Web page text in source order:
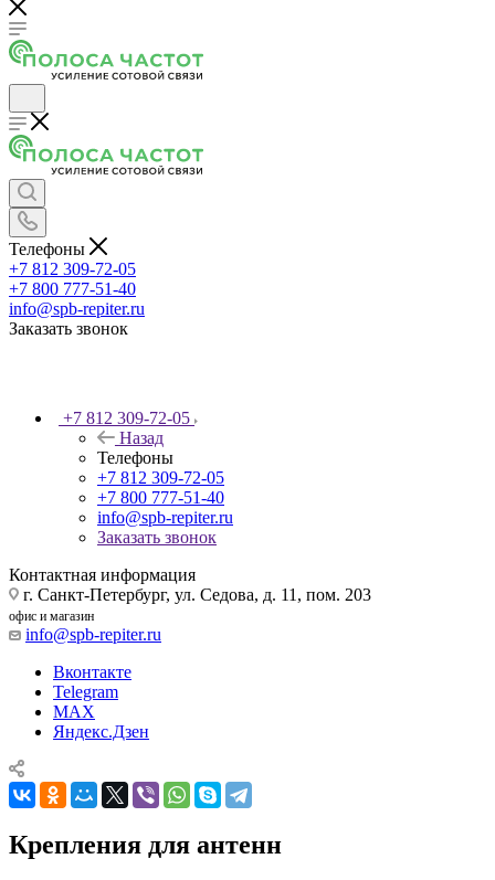
Телефоны
+7 812 309-72-05
+7 800 777-51-40
info@spb-repiter.ru
Заказать звонок
+7 812 309-72-05
Назад
Телефоны
+7 812 309-72-05
+7 800 777-51-40
info@spb-repiter.ru
Заказать звонок
Контактная информация
г. Санкт-Петербург, ул. Седова, д. 11, пом. 203
офис и магазин
info@spb-repiter.ru
Вконтакте
Telegram
MAX
Яндекс.Дзен
Крепления для антенн